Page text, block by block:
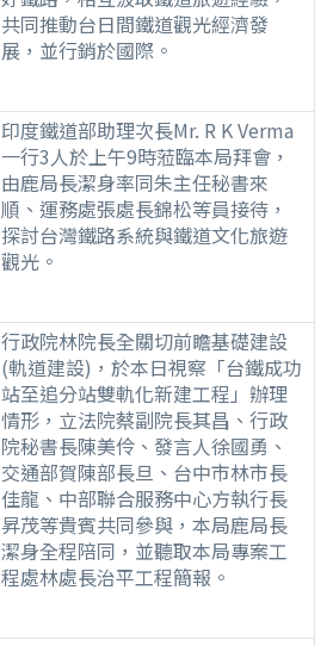
共同推動台日間鐵道觀光經濟發
展，並行銷於國際。
印度鐵道部助理次長Mr. R K Verma
一行3人於上午9時蒞臨本局拜會，
由鹿局長潔身率同朱主任秘書來
順、運務處張處長錦松等員接待，
探討台灣鐵路系統與鐵道文化旅遊
觀光。
行政院林院長全關切前瞻基礎建設
(軌道建設)，於本日視察「台鐵成功
站至追分站雙軌化新建工程」辦理
情形，立法院蔡副院長其昌、行政
院秘書長陳美伶、發言人徐國勇、
交通部賀陳部長旦、台中市林市長
佳龍、中部聯合服務中心方執行長
昇茂等貴賓共同參與，本局鹿局長
潔身全程陪同，並聽取本局專案工
程處林處長治平工程簡報。